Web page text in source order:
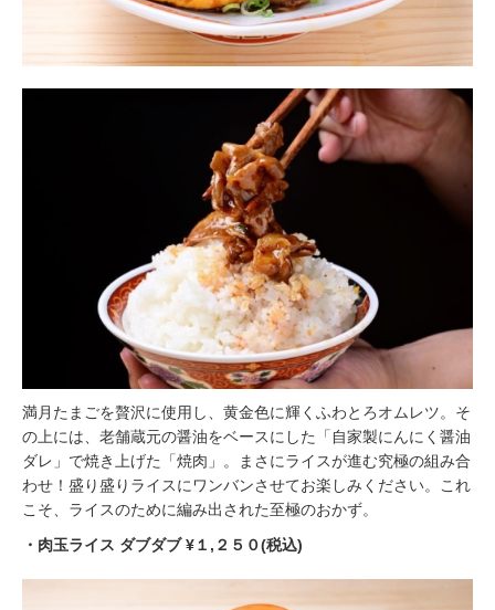
満月たまごを贅沢に使用し、黄金色に輝くふわとろオムレツ。そ
の上には、老舗蔵元の醤油をベースにした「自家製にんにく醤油
ダレ」で焼き上げた「焼肉」。まさにライスが進む究極の組み合
わせ！盛り盛りライスにワンバンさせてお楽しみください。これ
こそ、ライスのために編み出された至極のおかず。
・⾁⽟ライス ダブダブ ¥１,２５０(税込)